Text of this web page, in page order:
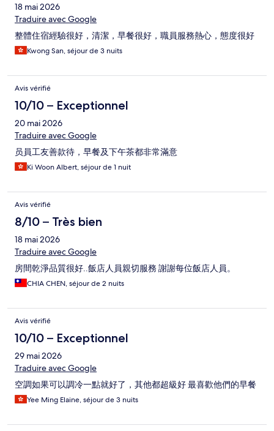
18 mai 2026
Traduire avec Google
整體住宿經驗很好，清潔，早餐很好，職員服務熱心，態度很好
Kwong San, séjour de 3 nuits
Avis vérifié
10/10 – Exceptionnel
20 mai 2026
Traduire avec Google
员員工友善款待，早餐及下午茶都非常滿意
Ki Woon Albert, séjour de 1 nuit
Avis vérifié
8/10 – Très bien
18 mai 2026
Traduire avec Google
房間乾淨品質很好..飯店人員親切服務 謝謝每位飯店人員。
CHIA CHEN, séjour de 2 nuits
Avis vérifié
10/10 – Exceptionnel
29 mai 2026
Traduire avec Google
空調如果可以調冷一點就好了，其他都超級好 最喜歡他們的早餐
Yee Ming Elaine, séjour de 3 nuits